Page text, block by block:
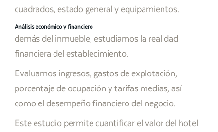
cuadrados, estado general y equipamientos.
Análisis económico y financiero
demás del inmueble, estudiamos la realidad
financiera del establecimiento.
Evaluamos ingresos, gastos de explotación,
porcentaje de ocupación y tarifas medias, así
como el desempeño financiero del negocio.
Este estudio permite cuantificar el valor del hotel